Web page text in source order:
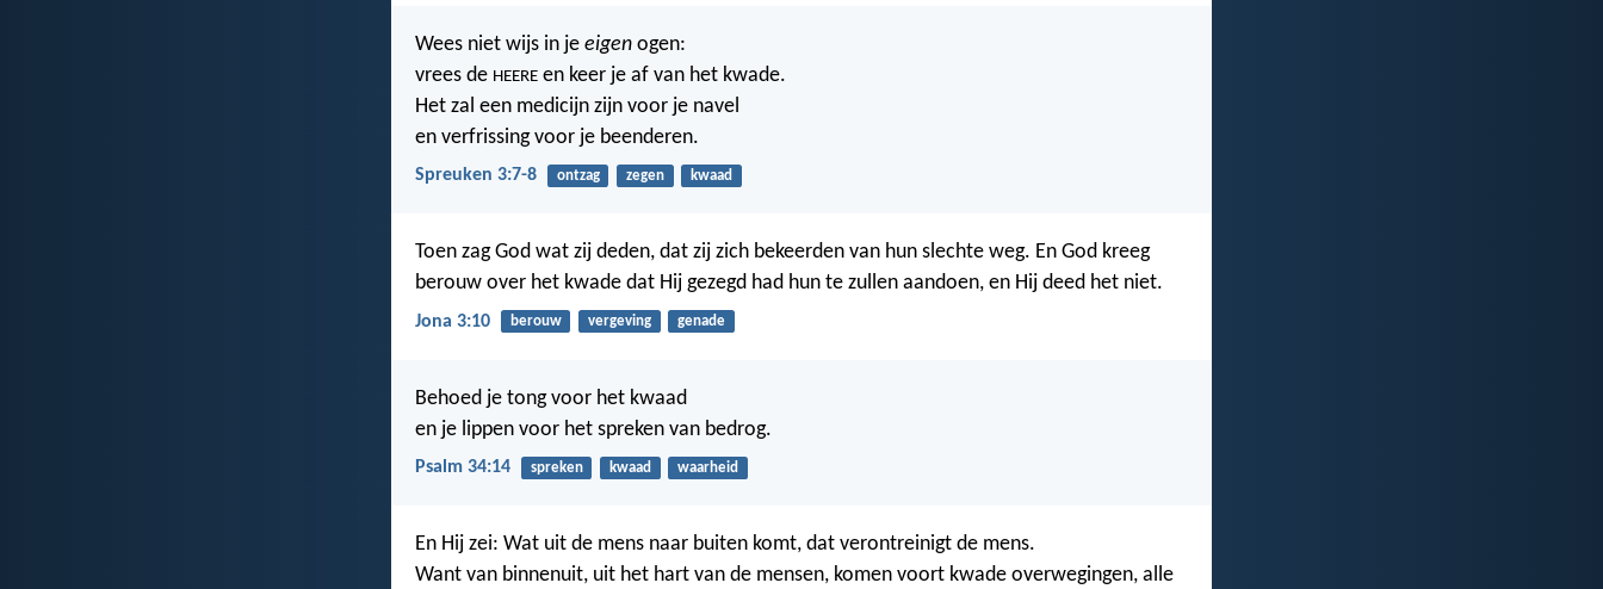
Wees niet wijs in je eigen ogen:
vrees de HEERE en keer je af van het kwade.
Het zal een medicijn zijn voor je navel
en verfrissing voor je beenderen.
Spreuken 3:7-8 ontzag zegen kwaad
Toen zag God wat zij deden, dat zij zich bekeerden van hun slechte weg. En God kreeg
berouw over het kwade dat Hij gezegd had hun te zullen aandoen, en Hij deed het niet.
Jona 3:10 berouw vergeving genade
Behoed je tong voor het kwaad
en je lippen voor het spreken van bedrog.
Psalm 34:14 spreken kwaad waarheid
En Hij zei: Wat uit de mens naar buiten komt, dat verontreinigt de mens.
Want van binnenuit, uit het hart van de mensen, komen voort kwade overwegingen, alle